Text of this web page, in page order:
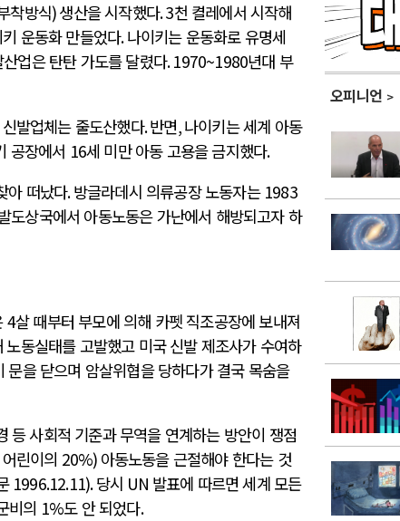
착방식)생산을 시작했다. 3천 켤레에서 시작해
운동화 만들었다.나이키는 운동화로 유명세
업은 탄탄 가도를 달렸다. 1970~1980년대 부
발업체는 줄도산했다.반면,나이키는 세계 아동
공장에서 16세 미만 아동 고용을 금지했다.
아 떠났다.방글라데시 의류공장 노동자는 1983
도상국에서 아동노동은 가난에서 해방되고자 하
4살 때부터 부모에 의해 카펫 직조공장에 보내져
동실태를 고발했고 미국 신발 제조사가 수여하
문을 닫으며 암살위협을 당하다가 결국 목숨을
등 사회적 기준과 무역을 연계하는 방안이 쟁점
린이의 20%) 아동노동을 근절해야 한다는 것
1996.12.11).당시 UN 발표에 따르면 세계 모든
비의 1%도 안 되었다.
오피니언